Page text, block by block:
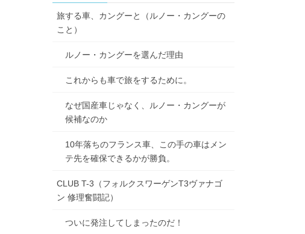
旅する車、カングーと（ルノー・カングーの
こと）
ルノー・カングーを選んだ理由
これからも車で旅をするために。
なぜ国産車じゃなく、ルノー・カングーが
候補なのか
10年落ちのフランス車、この手の車はメン
テ先を確保できるかが勝負。
CLUB T-3（フォルクスワーゲンT3ヴァナゴ
ン 修理奮闘記）
ついに発注してしまったのだ！